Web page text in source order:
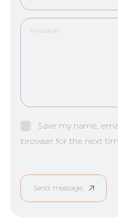
Save my name,
browser for the next
Send message